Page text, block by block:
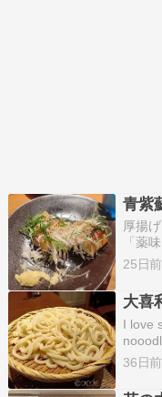
青紫
厚揚
「薬
け友
別の
街付
だっ
25日前
大喜
I love
好き
わけ
you
36日前